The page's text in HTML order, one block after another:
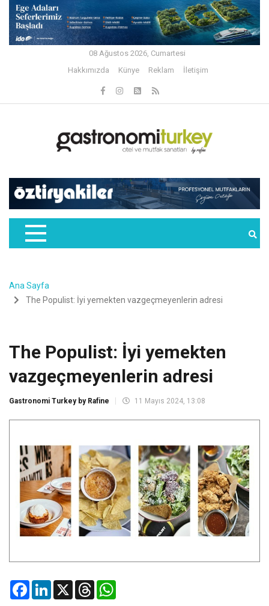
08 Ağustos 2026, Cumartesi
Hakkımızda
Künye Reklam İletişim
Ana Sayfa
The Populist: İyi yemekten vazgeçmeyenlerin adresi
The Populist: İyi yemekten
vazgeçmeyenlerin adresi
Gastronomi Turkey by Rafine 11 Mayıs 2024, 13:08
FacebookLinkedIn
X Threads